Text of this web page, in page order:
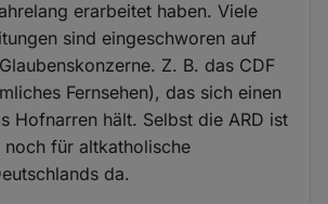
erarbeitet haben. Viele
sind eingeschworen auf
Z. B. das CDF
Fernsehen), das sich einen
Hofnarren hält. Selbst die ARD ist
noch für altkatholische
da.